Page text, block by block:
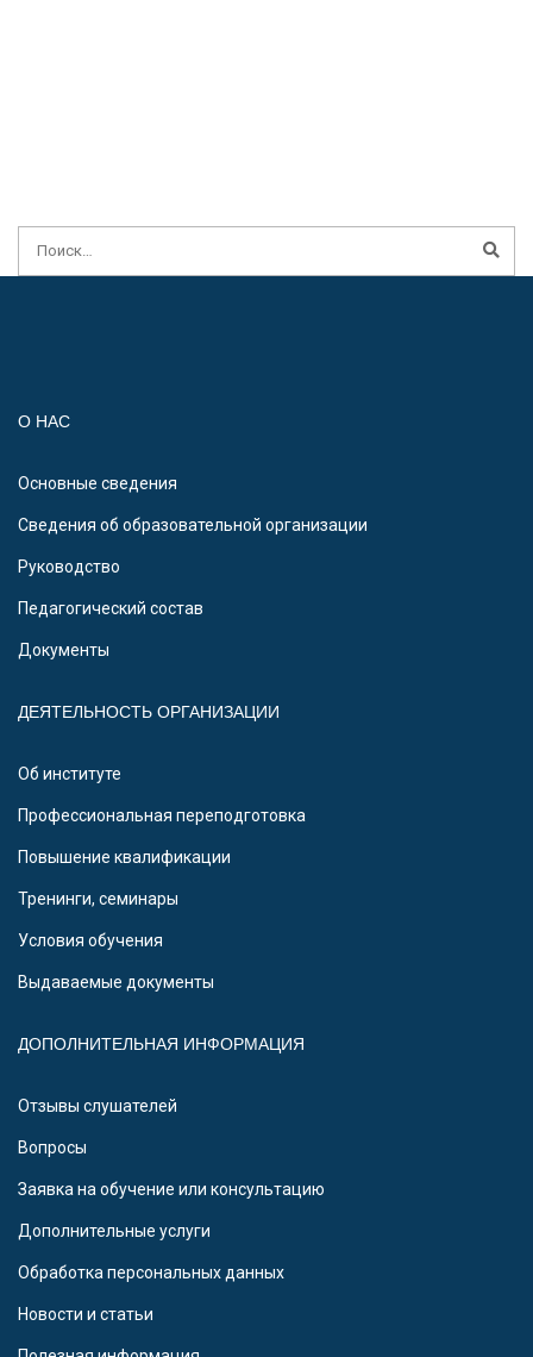
О НАС
Основные сведения
Сведения об образовательной организации
Руководство
Педагогический состав
Документы
ДЕЯТЕЛЬНОСТЬ ОРГАНИЗАЦИИ
Об институте
Профессиональная переподготовка
Повышение квалификации
Тренинги, семинары
Условия обучения
Выдаваемые документы
ДОПОЛНИТЕЛЬНАЯ ИНФОРМАЦИЯ
Отзывы слушателей
Вопросы
Заявка на обучение или консультацию
Дополнительные услуги
Обработка персональных данных
Новости и статьи